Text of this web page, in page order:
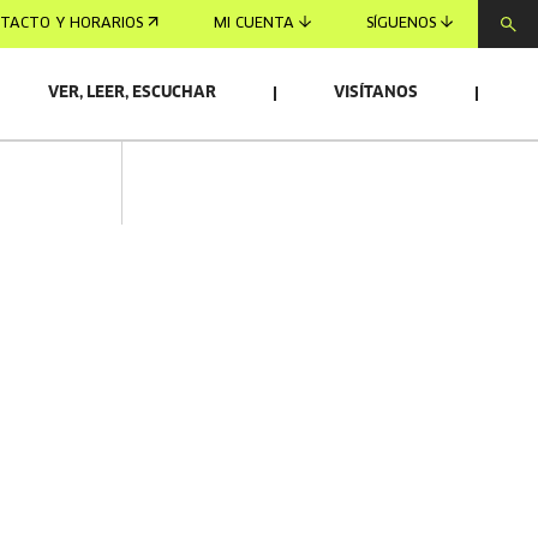
Y HORARIOS MI CUENTA SÍGUENOS
VER, LEER, ESCUCHAR VISÍTANOS